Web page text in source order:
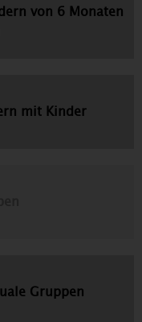
von 6 Monaten
mit Kinder
Gruppen